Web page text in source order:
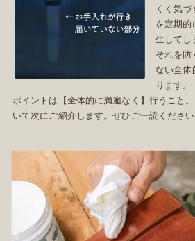
くく気
を定期的
生してし
それを防
ない全体
ります。
ポイントは【全体的に満遍なく】行うこと
いて次にご紹介します。ぜひご一読ください